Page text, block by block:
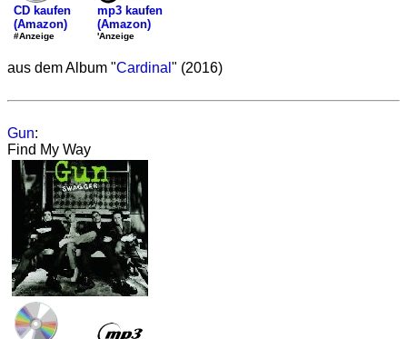
CD kaufen
(Amazon)
#Anzeige
mp3 kaufen
(Amazon)
'Anzeige
aus dem Album "Cardinal " (2016)
Gun:
Find My Way